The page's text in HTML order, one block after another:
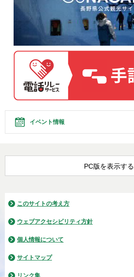
イベント情報
PC版を表示する
このサイトの考え方
ウェブアクセシビリティ方針
個人情報について
サイトマップ
リンク集